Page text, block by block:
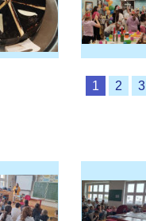
1 2 3